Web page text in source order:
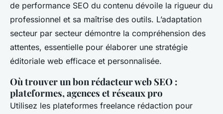
de performance SEO du contenu dévoile la rigueur du
professionnel et sa maîtrise des outils. L’adaptation
secteur par secteur démontre la compréhension des
attentes, essentielle pour élaborer une stratégie
éditoriale web efficace et personnalisée.
Où trouver un bon rédacteur web SEO :
plateformes, agences et réseaux pro
Utilisez les plateformes freelance rédaction pour